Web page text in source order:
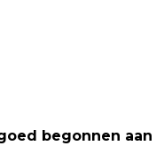
begonnen aan